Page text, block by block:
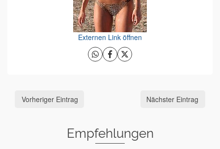
Externen Link öffnen
Vorheriger Eintrag Nächster Eintrag
Empfehlungen